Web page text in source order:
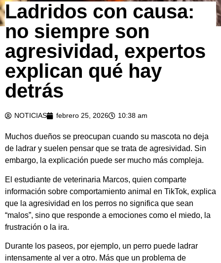
Ladridos con causa:
no siempre son
agresividad, expertos
explican qué hay
detrás
NOTICIAS febrero 25, 2026 10:38 am
Muchos dueños se preocupan cuando su mascota no deja
de ladrar y suelen pensar que se trata de agresividad. Sin
embargo, la explicación puede ser mucho más compleja.
El estudiante de veterinaria Marcos, quien comparte
información sobre comportamiento animal en TikTok, explica
que la agresividad en los perros no significa que sean
“malos”, sino que responde a emociones como el miedo, la
frustración o la ira.
Durante los paseos, por ejemplo, un perro puede ladrar
intensamente al ver a otro. Más que un problema de